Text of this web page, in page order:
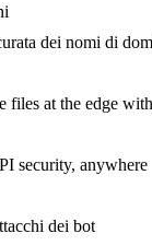
dei nomi di
files at the edge
security, anywhere
dei bot